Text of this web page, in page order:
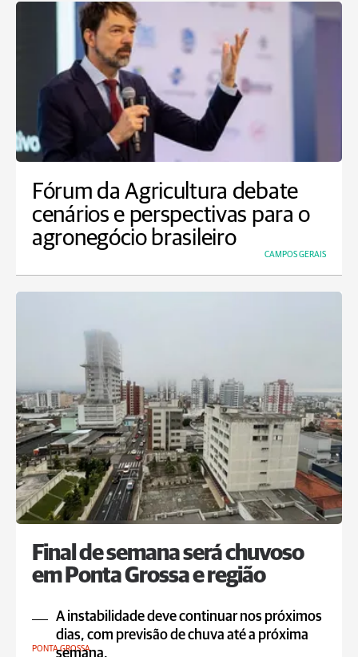
Fórum da Agricultura debate
cenários e perspectivas para o
agronegócio brasileiro
CAMPOS GERAIS
Final de semana será chuvoso
em Ponta Grossa e região
A instabilidade deve continuar nos próximos
dias, com previsão de chuva até a próxima
semana.
PONTA GROSSA